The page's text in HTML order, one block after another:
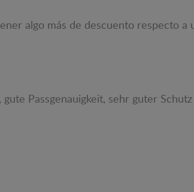
algo más de descuento respecto a
Passgenauigkeit, sehr guter